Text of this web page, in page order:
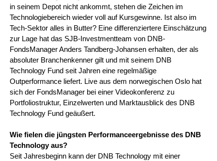
in seinem Depot nicht ankommt, stehen die Zeichen im
Technologiebereich wieder voll auf Kursgewinne. Ist also im
Tech-Sektor alles in Butter? Eine differenziertere Einschätzung
zur Lage hat das SJB-Investmentteam von DNB-
FondsManager Anders Tandberg-Johansen erhalten, der als
absoluter Branchenkenner gilt und mit seinem DNB
Technology Fund seit Jahren eine regelmäßige
Outperformance liefert. Live aus dem norwegischen Oslo hat
sich der FondsManager bei einer Videokonferenz zu
Portfoliostruktur, Einzelwerten und Marktausblick des DNB
Technology Fund geäußert.
Wie fielen die jüngsten Performanceergebnisse des DNB
Technology aus?
Seit Jahresbeginn kann der DNB Technology mit einer